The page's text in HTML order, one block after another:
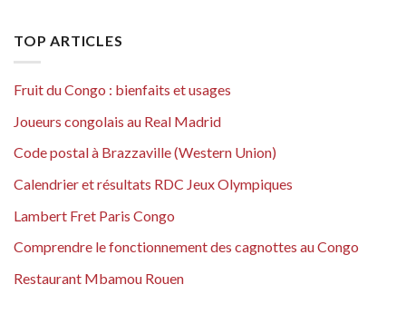
TOP ARTICLES
Fruit du Congo : bienfaits et usages
Joueurs congolais au Real Madrid
Code postal à Brazzaville (Western Union)
Calendrier et résultats RDC Jeux Olympiques
Lambert Fret Paris Congo
Comprendre le fonctionnement des cagnottes au Congo
Restaurant Mbamou Rouen